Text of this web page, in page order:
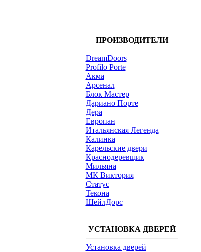
ПРОИЗВОДИТЕЛИ
DreamDoors
Profilo Porte
Акма
Арсенал
Блок Мастер
Дариано Порте
Дера
Европан
Итальянская Легенда
Калинка
Карельские двери
Краснодеревщик
Мильяна
МК Виктория
Статус
Текона
ШейлДорс
УСТАНОВКА ДВЕРЕЙ
Установка дверей